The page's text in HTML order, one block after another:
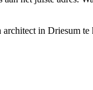
in Driesum